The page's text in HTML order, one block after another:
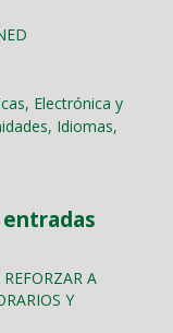
Electrónica y
Idiomas,
A
Y